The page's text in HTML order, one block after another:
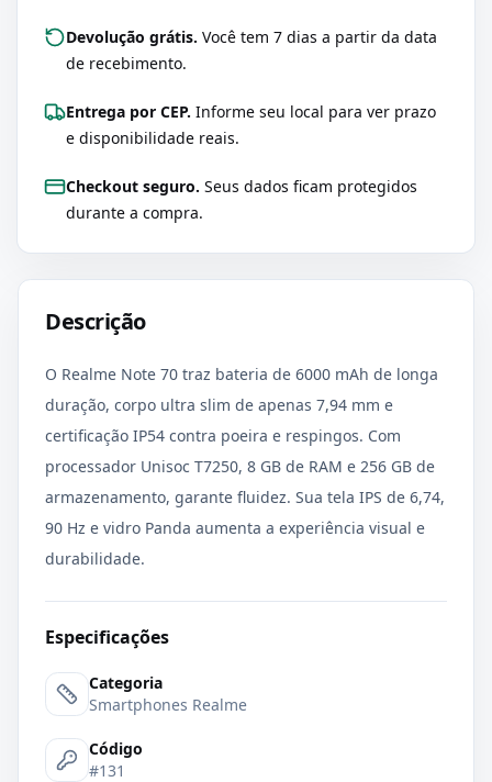
Devolução grátis. Você tem 7 dias a partir da data
de recebimento.
Entrega por CEP. Informe seu local para ver prazo
e disponibilidade reais.
Checkout seguro. Seus dados ficam protegidos
durante a compra.
Descrição
O Realme Note 70 traz bateria de 6000 mAh de longa
duração, corpo ultra slim de apenas 7,94 mm e
certificação IP54 contra poeira e respingos. Com
processador Unisoc T7250, 8 GB de RAM e 256 GB de
armazenamento, garante fluidez. Sua tela IPS de 6,74,
90 Hz e vidro Panda aumenta a experiência visual e
durabilidade.
Especificações
Categoria
Smartphones Realme
Código
#131